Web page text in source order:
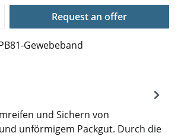
produit : Entrez la
Request an offer
Gewebeband
und Sichern von
unförmigem Packgut. Durch die